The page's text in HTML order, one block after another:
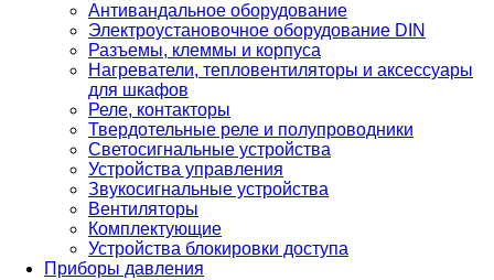
Антивандальное оборудование
Электроустановочное оборудование DIN
Разъемы, клеммы и корпуса
Нагреватели, тепловентиляторы и аксессуары
для шкафов
Реле, контакторы
Твердотельные реле и полупроводники
Светосигнальные устройства
Устройства управления
Звукосигнальные устройства
Вентиляторы
Комплектующие
Устройства блокировки доступа
Приборы давления